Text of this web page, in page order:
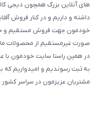
های آنلاین بزرگ همچون دیجی
داشته و داریم و در کنار فروش
خودمون جهت فروش مستقیم و حفظ
صورت غیرمستقیم از محصولات ما
به ثبت رسوندیم و امیدواریم که
مشتریان عزیزمون در سراسر کشور